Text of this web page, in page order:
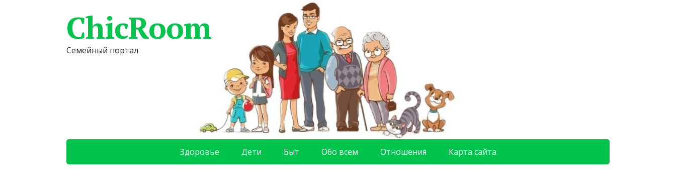
ChicRoom
Семейный портал
Здоровье Дети Быт Обо всем Отношения Карта сайта